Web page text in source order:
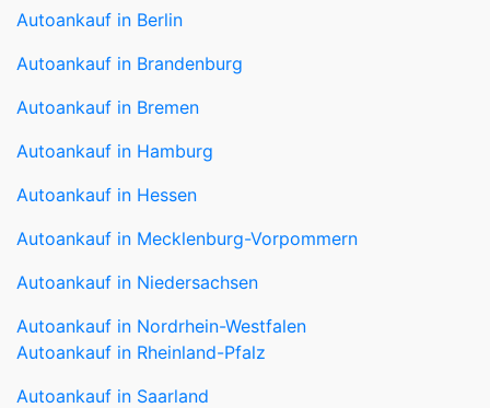
Autoankauf in Berlin
Autoankauf in Brandenburg
Autoankauf in Bremen
Autoankauf in Hamburg
Autoankauf in Hessen
Autoankauf in Mecklenburg-Vorpommern
Autoankauf in Niedersachsen
Autoankauf in Nordrhein-Westfalen
Autoankauf in Rheinland-Pfalz
Autoankauf in Saarland